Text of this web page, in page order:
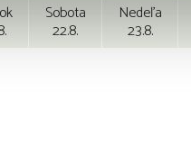
Sobota
22.8.
Nedeľa
23.8.